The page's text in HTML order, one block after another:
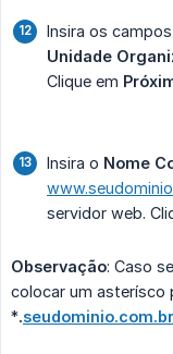
Insira os
Unidade
Clique em
Insira o Nome
servidor web.
Observação: Caso
colocar um asterísco
*.seudominio.com.br